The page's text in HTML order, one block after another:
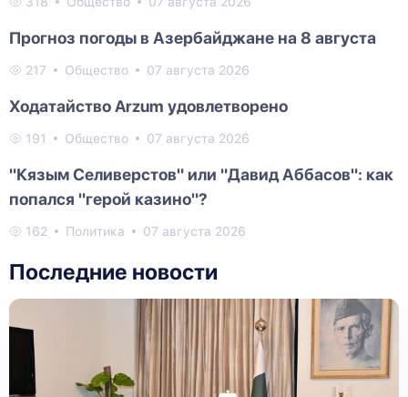
Прогноз погоды в Азербайджане на 8 августа
217 Общество 07 августа 2026
Ходатайство Arzum удовлетворено
191 Общество 07 августа 2026
"Кязым Селиверстов" или "Давид Аббасов": как
попался "герой казино"?
162 Политика 07 августа 2026
Последние новости